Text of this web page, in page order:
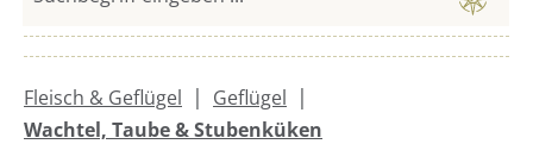
Fleisch & Geflügel | Geflügel |
Wachtel, Taube & Stubenküken